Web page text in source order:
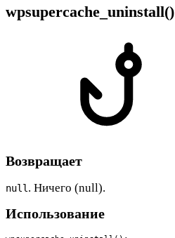
wpsupercache_uninstall()
Возвращает
null . Ничего (null).
Использование